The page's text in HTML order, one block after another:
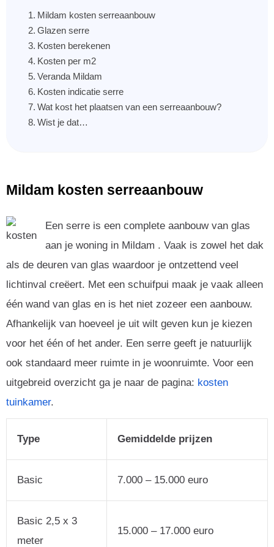
Mildam kosten serreaanbouw
Glazen serre
Kosten berekenen
Kosten per m2
Veranda Mildam
Kosten indicatie serre
Wat kost het plaatsen van een serreaanbouw?
Wist je dat…
Mildam kosten serreaanbouw
Een serre is een complete aanbouw van glas
aan je woning in Mildam . Vaak is zowel het dak
als de deuren van glas waardoor je ontzettend veel
lichtinval creëert. Met een schuifpui maak je vaak alleen
één wand van glas en is het niet zozeer een aanbouw.
Afhankelijk van hoeveel je uit wilt geven kun je kiezen
voor het één of het ander. Een serre geeft je natuurlijk
ook standaard meer ruimte in je woonruimte. Voor een
uitgebreid overzicht ga je naar de pagina: kosten
tuinkamer.
Type Gemiddelde prijzen
Basic 7.000 – 15.000 euro
Basic 2,5 x 3
meter
15.000 – 17.000 euro